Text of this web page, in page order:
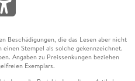
Beschädigungen, die das Lesen aber nicht
Stempel als solche gekennzeichnet.
Angaben zu Preissenkungen beziehen
Exemplars.